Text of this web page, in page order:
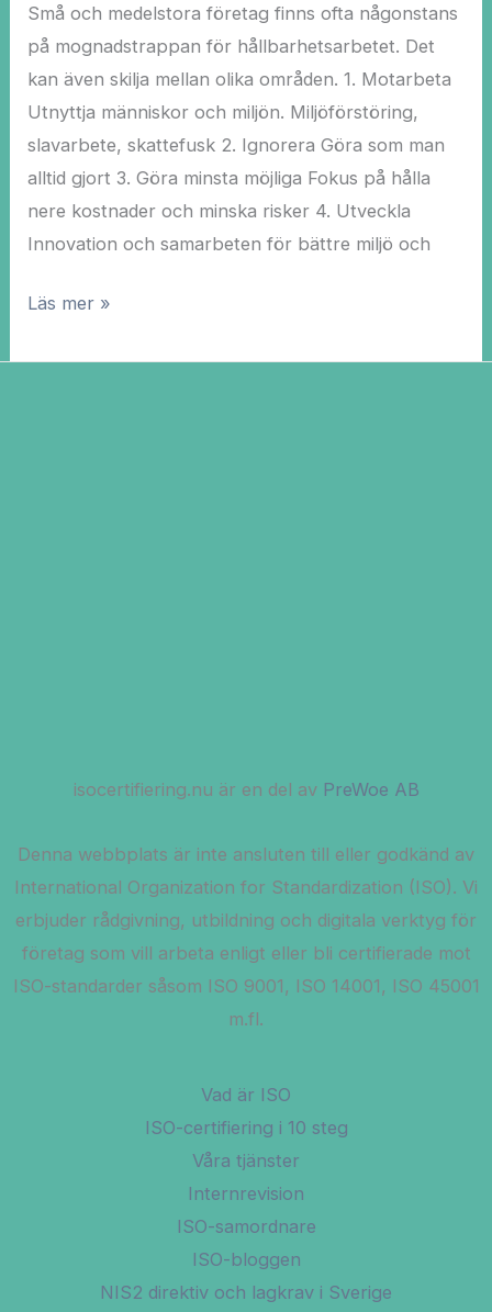
Små och medelstora företag finns ofta någonstans
på mognadstrappan för hållbarhetsarbetet. Det
kan även skilja mellan olika områden. 1. Motarbeta
Utnyttja människor och miljön. Miljöförstöring,
slavarbete, skattefusk 2. Ignorera Göra som man
alltid gjort 3. Göra minsta möjliga Fokus på hålla
nere kostnader och minska risker​ 4. Utveckla
Innovation och samarbeten för bättre miljö och
Läs mer »
isocertifiering.nu är en del av PreWoe AB
Denna webbplats är inte ansluten till eller godkänd av
International Organization for Standardization (ISO). Vi
erbjuder rådgivning, utbildning och digitala verktyg för
företag som vill arbeta enligt eller bli certifierade mot
ISO-standarder såsom ISO 9001, ISO 14001, ISO 45001
m.fl.
Vad är ISO
ISO-certifiering i 10 steg
Våra tjänster
Internrevision
ISO-samordnare
ISO-bloggen
NIS2 direktiv och lagkrav i Sverige